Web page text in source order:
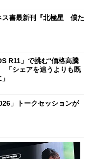
ス書最新刊『北極星 僕た
R11」で挑む“価格高騰
「シェアを追うよりも既
」トークセッションが